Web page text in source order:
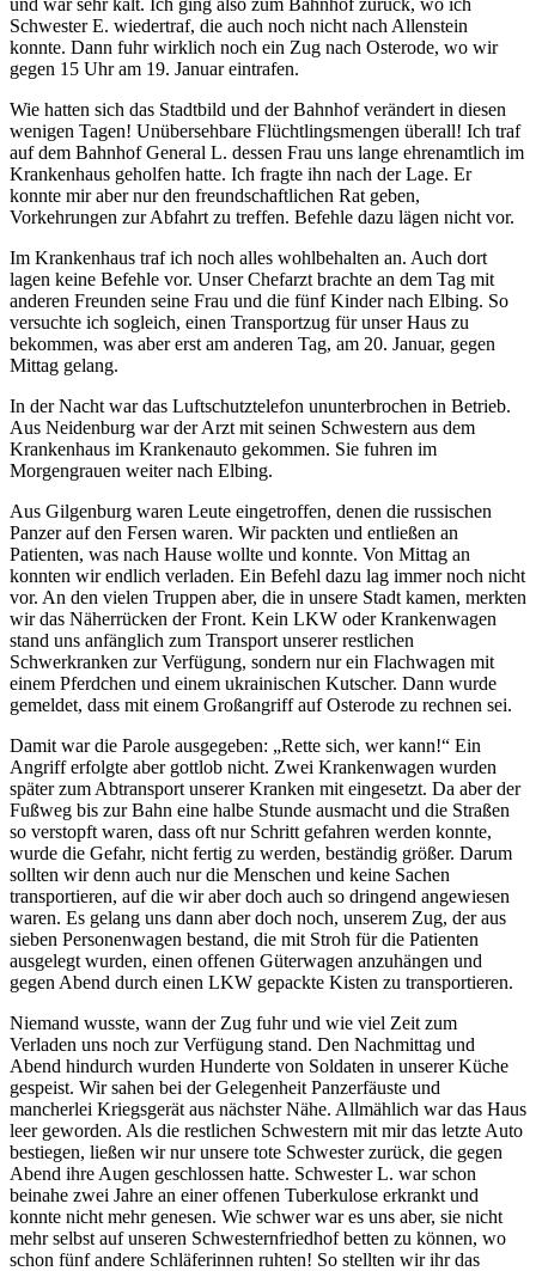
Schwester E. wiedertraf, die auch noch nicht nach Allenstein
konnte. Dann fuhr wirklich noch ein Zug nach Osterode, wo wir
gegen 15 Uhr am 19. Januar eintrafen.
Wie hatten sich das Stadtbild und der Bahnhof verändert in diesen
wenigen Tagen! Unübersehbare Flüchtlingsmengen überall! Ich traf
auf dem Bahnhof General L. dessen Frau uns lange ehrenamtlich im
Krankenhaus geholfen hatte. Ich fragte ihn nach der Lage. Er
konnte mir aber nur den freundschaftlichen Rat geben,
Vorkehrungen zur Abfahrt zu treffen. Befehle dazu lägen nicht vor.
Im Krankenhaus traf ich noch alles wohlbehalten an. Auch dort
lagen keine Befehle vor. Unser Chefarzt brachte an dem Tag mit
anderen Freunden seine Frau und die fünf Kinder nach Elbing. So
versuchte ich sogleich, einen Transportzug für unser Haus zu
bekommen, was aber erst am anderen Tag, am 20. Januar, gegen
Mittag gelang.
In der Nacht war das Luftschutztelefon ununterbrochen in Betrieb.
Aus Neidenburg war der Arzt mit seinen Schwestern aus dem
Krankenhaus im Krankenauto gekommen. Sie fuhren im
Morgengrauen weiter nach Elbing.
Aus Gilgenburg waren Leute eingetroffen, denen die russischen
Panzer auf den Fersen waren. Wir packten und entließen an
Patienten, was nach Hause wollte und konnte. Von Mittag an
konnten wir endlich verladen. Ein Befehl dazu lag immer noch nicht
vor. An den vielen Truppen aber, die in unsere Stadt kamen, merkten
wir das Näherrücken der Front. Kein LKW oder Krankenwagen
stand uns anfänglich zum Transport unserer restlichen
Schwerkranken zur Verfügung, sondern nur ein Flachwagen mit
einem Pferdchen und einem ukrainischen Kutscher. Dann wurde
gemeldet, dass mit einem Großangriff auf Osterode zu rechnen sei.
Damit war die Parole ausgegeben:
Rette sich, wer kann!
Ein
Angriff erfolgte aber gottlob nicht. Zwei Krankenwagen wurden
später zum Abtransport unserer Kranken mit eingesetzt. Da aber der
Fußweg bis zur Bahn eine halbe Stunde ausmacht und die Straßen
so verstopft waren, dass oft nur Schritt gefahren werden konnte,
wurde die Gefahr, nicht fertig zu werden, beständig größer. Darum
sollten wir denn auch nur die Menschen und keine Sachen
transportieren, auf die wir aber doch auch so dringend angewiesen
waren. Es gelang uns dann aber doch noch, unserem Zug, der aus
sieben Personenwagen bestand, die mit Stroh für die Patienten
ausgelegt wurden, einen offenen Güterwagen anzuhängen und
gegen Abend durch einen LKW gepackte Kisten zu transportieren.
Niemand wusste, wann der Zug fuhr und wie viel Zeit zum
Verladen uns noch zur Verfügung stand. Den Nachmittag und
Abend hindurch wurden Hunderte von Soldaten in unserer Küche
gespeist. Wir sahen bei der Gelegenheit Panzerfäuste und
mancherlei Kriegsgerät aus nächster Nähe. Allmählich war das Haus
leer geworden. Als die restlichen Schwestern mit mir das letzte Auto
bestiegen, ließen wir nur unsere tote Schwester zurück, die gegen
Abend ihre Augen geschlossen hatte. Schwester L. war schon
beinahe zwei Jahre an einer offenen Tuberkulose erkrankt und
konnte nicht mehr genesen. Wie schwer war es uns aber, sie nicht
mehr selbst auf unseren Schwesternfriedhof betten zu können, wo
schon fünf andere Schläferinnen ruhten! So stellten wir ihr das